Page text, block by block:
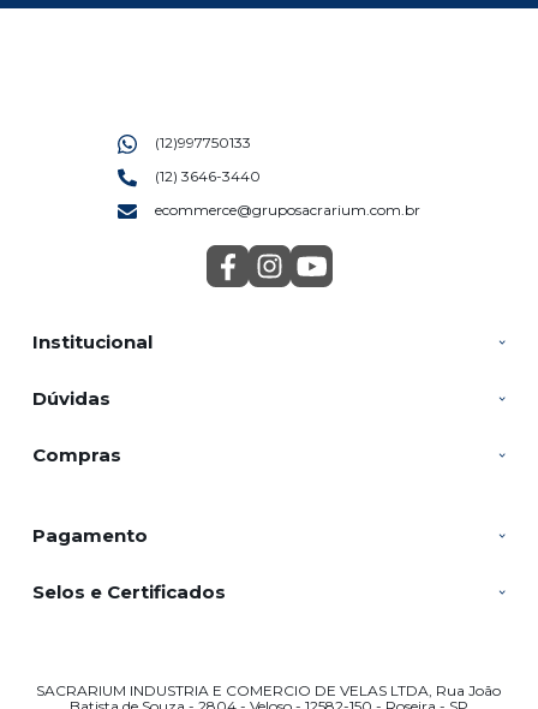
Institucional
Dúvidas
Compras
(12)997750133
(12) 3646-3440
ecommerce@gruposacrarium.com.br
Pagamento
Selos e Certificados
SACRARIUM INDUSTRIA E COMERCIO DE VELAS LTDA, Rua João